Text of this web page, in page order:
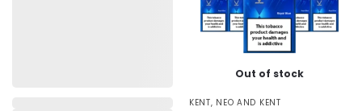
Out of stock
KENT, NEO AND KENT